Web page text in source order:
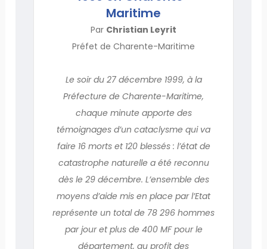
Maritime
Par Christian Leyrit
Préfet de Charente-Maritime
Le soir du 27 décembre 1999, à la
Préfecture de Charente-Maritime,
chaque minute apporte des
témoignages d’un cataclysme qui va
faire 16 morts et 120 blessés : l’état de
catastrophe naturelle a été reconnu
dès le 29 décembre. L’ensemble des
moyens d’aide mis en place par l’Etat
représente un total de 78 296 hommes
par jour et plus de 400 MF pour le
département, au profit des